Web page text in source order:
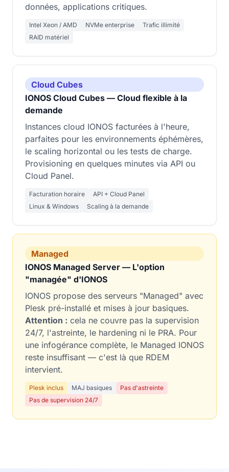
données, applications critiques.
Intel Xeon / AMD NVMe enterprise
Trafic illimité
RAID matériel
Cloud Cubes
IONOS Cloud Cubes — Cloud flexible à la
demande
Instances cloud IONOS facturées à l'heure,
parfaites pour les environnements éphémères,
le scaling horizontal ou les tests de charge.
Provisioning en quelques minutes via API ou
Cloud Panel.
Facturation horaire
API + Cloud Panel
Linux & Windows
Scaling à la demande
Managed
IONOS Managed Server — L'option
"managée" d'IONOS
IONOS propose des serveurs "Managed" avec
Plesk pré-installé et mises à jour basiques.
Attention : cela ne couvre pas la supervision
24/7, l'astreinte, le hardening ni le PRA. Pour
une infogérance complète, le Managed IONOS
reste insuffisant — c'est là que RDEM
intervient.
Plesk inclus MAJ basiques
Pas d'astreinte
Pas de supervision 24/7